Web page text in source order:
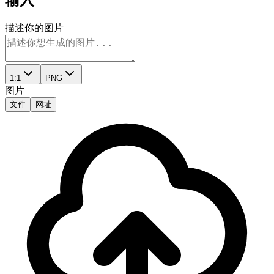
描述你的图片
1:1 PNG
图片
文件 网址